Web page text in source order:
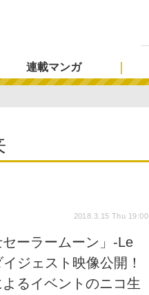
連載マンガ
2018.3.15 Thu 19:00
ーラームーン」-Le
ジェスト映像公開！
るイベントのニコ生